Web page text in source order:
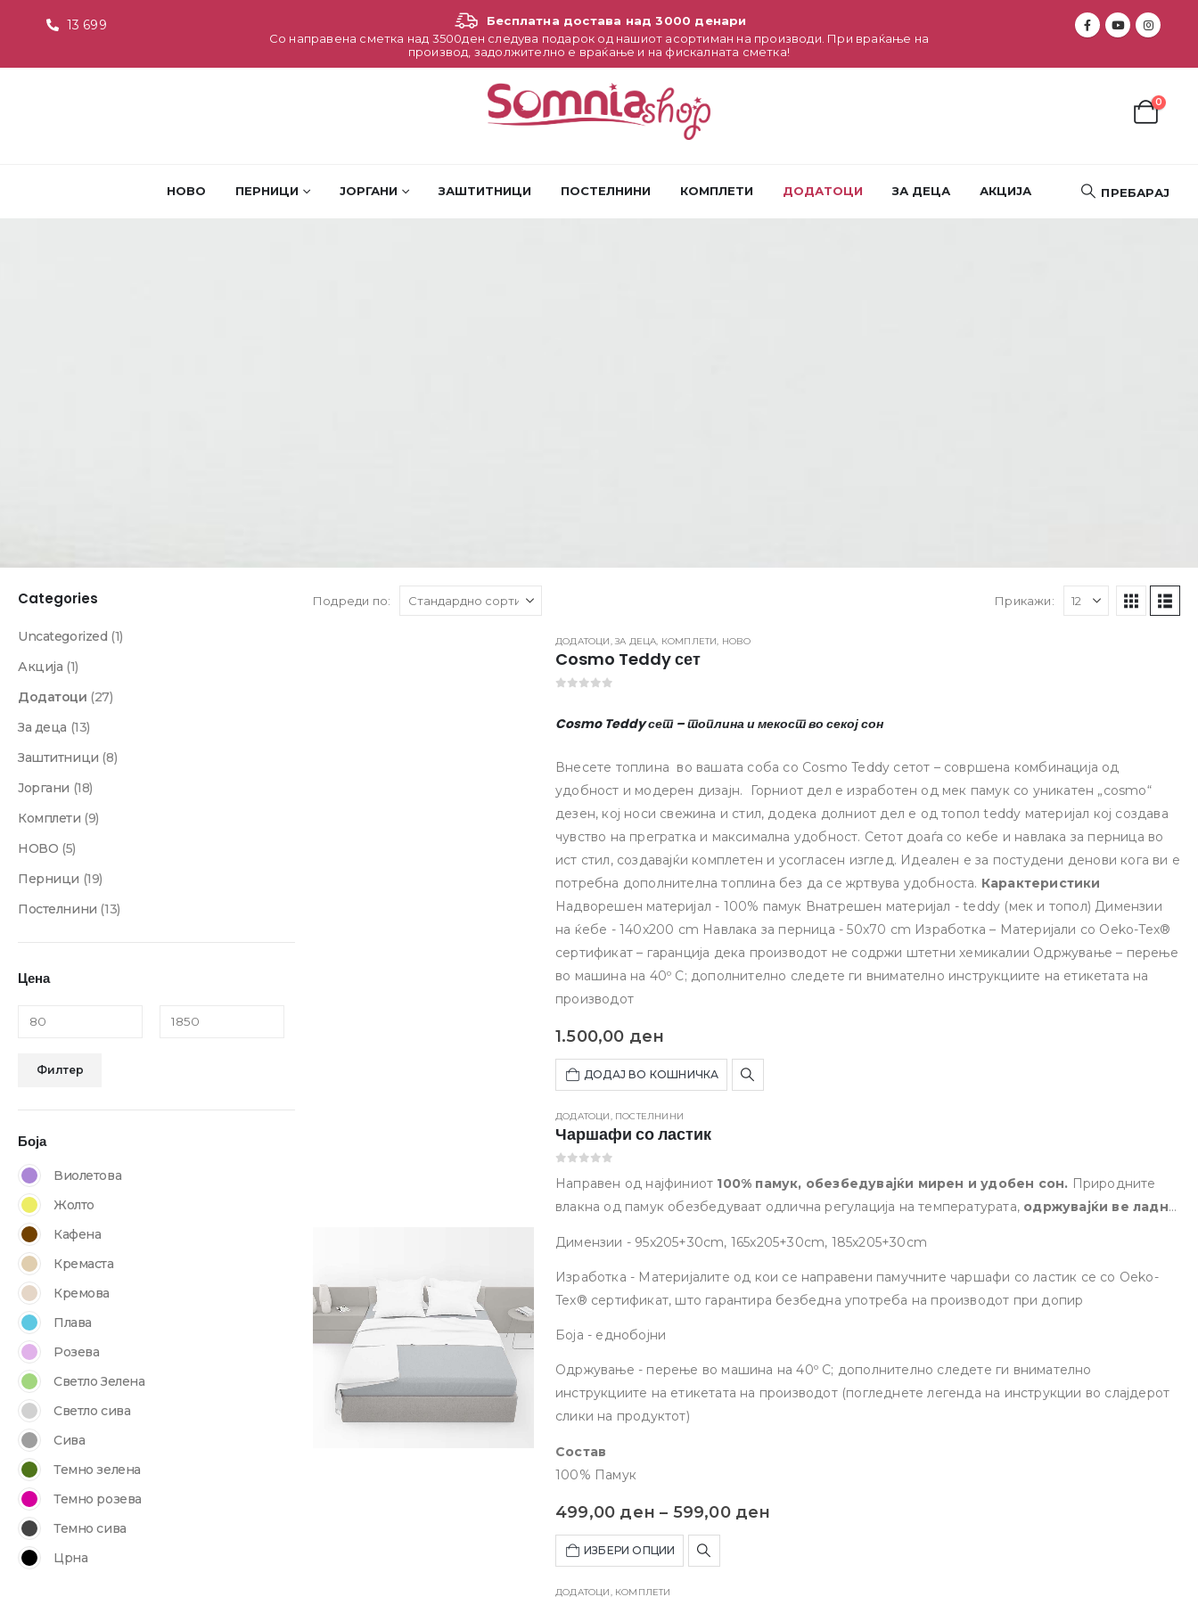
13 699
Бесплатна достава над 3000 денари
Со направена сметка над 3500ден следува подарок од нашиот асортиман на производи. При враќање на
производ, задолжително е враќање и на фискалната сметка!
0
НОВО ПЕРНИЦИ ЈОРГАНИ ЗАШТИТНИЦИ ПОСТЕЛНИНИ КОМПЛЕТИ ДОДАТОЦИ ЗА ДЕЦА АКЦИЈА ПРЕБАРАЈ
Подреди по: Прикажи:
ДОДАТОЦИ,ЗА ДЕЦА, КОМПЛЕТИ, НОВО
Cosmo Teddy сет
Cosmo Teddy сет – топлина и мекост во секој сон
Внесете топлина во вашата соба со Cosmo Teddy сетот – совршена комбинација од
удобност и модерен дизајн. Горниот дел е изработен од мек памук со уникатен „cosmo“
дезен, кој носи свежина и стил, додека долниот дел е од топол teddy материјал кој создава
чувство на прегратка и максимална удобност. Сетот доаѓа со кебе и навлака за перница во
ист стил, создавајќи комплетен и усогласен изглед. Идеален е за постудени денови кога ви е
потребна дополнителна топлина без да се жртвува удобноста. Карактеристики
Надворешен материјал - 100% памук Внатрешен материјал - teddy (мек и топол) Димензии
на ќебе - 140x200 cm Навлака за перница - 50x70 cm Изработка – Материјали со Oeko-Tex®
сертификат – гаранција дека производот не содржи штетни хемикалии Одржување – перење
во машина на 40º C; дополнително следете ги внимателно инструкциите на етикетата на
производот
1.500,00 ден
ДОДАЈ ВО КОШНИЧКА
ДОДАТОЦИ, ПОСТЕЛНИНИ
Чаршафи со ластик
Направен од најфиниот 100% памук, обезбедувајќи мирен и удобен сон. Природните
влакна од памук обезбедуваат одлична регулација на температурата, одржувајќи ве ладни
издвојува овој чаршаф е неговиот
дизајн со ластик наоколу, што обезбедува цврсто и
сигурно вклопувањена вашиот душек.Опис на производот
Димензии - 95x205+30cm, 165x205+30cm, 185x205+30cm
Изработка - Материјалите од кои се направени памучните чаршафи со ластик се со Oeko-
Tex® сертификат, што гарантира безбедна употреба на производот при допир
Боја - еднобојни
Одржување - перење во машина на 40º C; дополнително следете ги внимателно
инструкциите на етикетата на производот (погледнете легенда на инструкции во слајдерот
слики на продуктот)
Состав
100% Памук
499,00 ден – 599,00 ден
ИЗБЕРИ ОПЦИИ
ДОДАТОЦИ, КОМПЛЕТИ
Categories
Uncategorized (1)
Акција (1)
Додатоци (27)
За деца (13)
Заштитници (8)
Јоргани (18)
Комплети (9)
НОВО (5)
Перници (19)
Постелнини (13)
Цена
Филтер
Боја
Виолетова
Жолто
Кафена
Кремаста
Кремова
Плава
Розева
Светло Зелена
Светло сива
Сива
Темно зелена
Темно розева
Темно сива
Црна